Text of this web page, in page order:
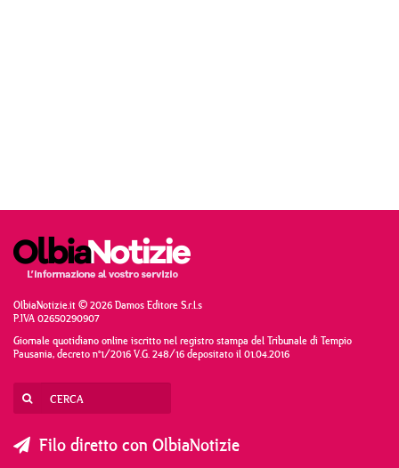
OlbiaNotizie.it © 2026 Damos Editore S.r.l.s
P.IVA 02650290907
Giornale quotidiano online iscritto nel registro stampa del Tribunale di Tempio
Pausania, decreto n°1/2016 V.G. 248/16 depositato il 01.04.2016
Filo diretto con OlbiaNotizie